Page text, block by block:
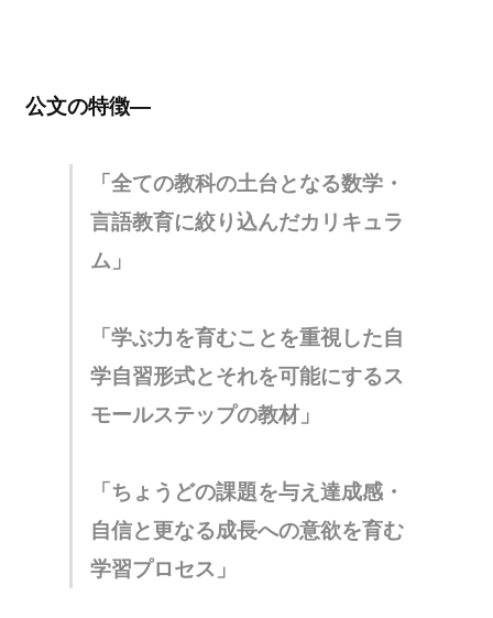
公文の特徴―
「全ての教科の土台となる数学・
言語教育に絞り込んだカリキュラ
ム」
「学ぶ力を育むことを重視した自
学自習形式とそれを可能にするス
モールステップの教材」
「ちょうどの課題を与え達成感・
自信と更なる成長への意欲を育む
学習プロセス」